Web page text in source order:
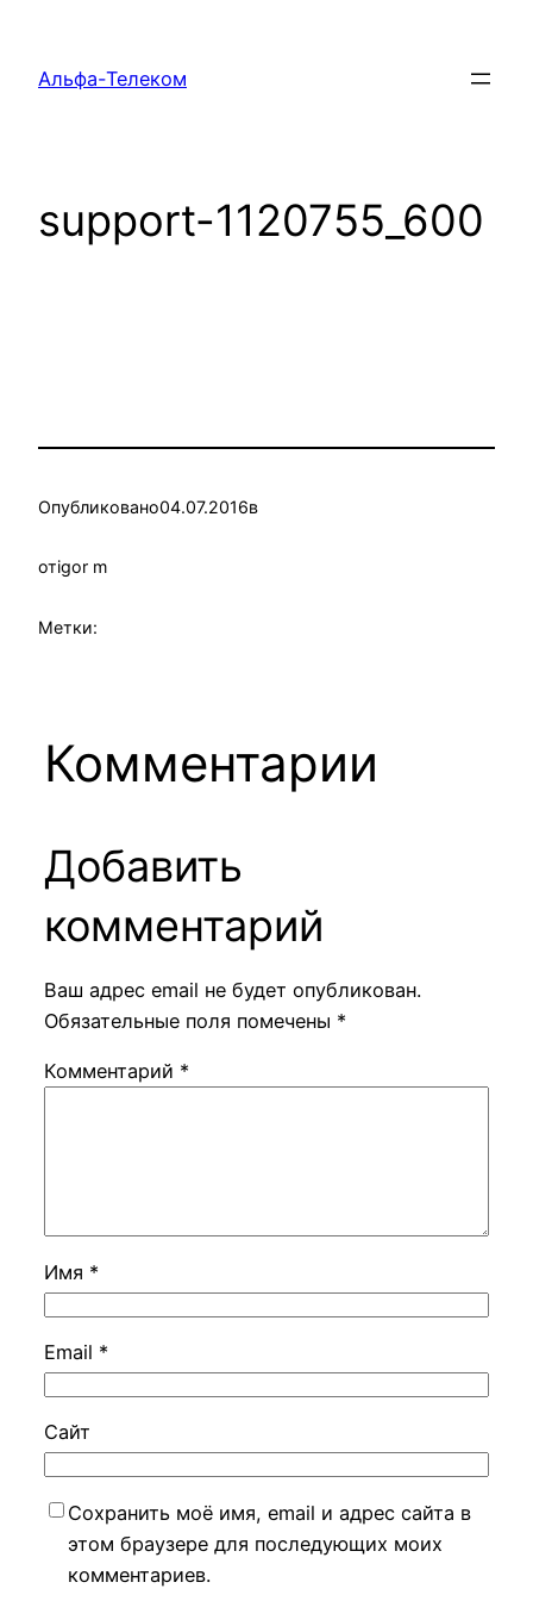
содержимому
Альфа-Телеком
support-1120755_600
Опубликовано04.07.2016в
отigor m
Метки:
Комментарии
Добавить
комментарий
Ваш адрес email не будет опубликован.
Обязательные поля помечены *
Комментарий *
Имя *
Email *
Сайт
Сохранить моё имя, email и адрес сайта в
этом браузере для последующих моих
комментариев.